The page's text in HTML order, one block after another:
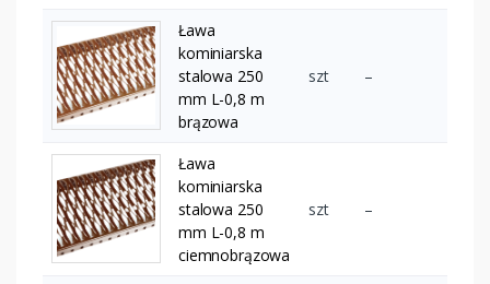
Ława
kominiarska
stalowa 250
mm L-0,8 m
brązowa
szt –
Ława
kominiarska
stalowa 250
mm L-0,8 m
ciemnobrązowa
szt –